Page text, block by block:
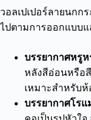
วอลเปเปอร์ลายนกก
ไปตามการออกแบบแ
บรรยากาศหรูห
หลังสีอ่อนหรือ
เหมาะสำหรับ
บรรยากาศโร